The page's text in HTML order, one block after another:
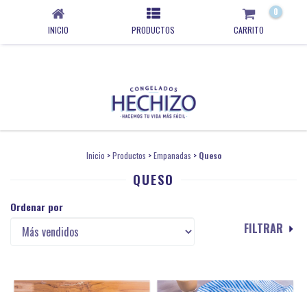
INICIO PRODUCTOS CARRITO
0
Inicio > Productos > Empanadas > Queso
QUESO
Ordenar por
FILTRAR